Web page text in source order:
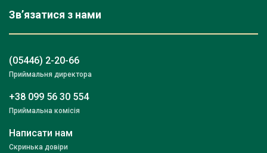
Зв’язатися з нами
(05446) 2-20-66
Приймальня директора
+38 099 56 30 554
Приймальна комісія
Написати нам
Скринька довіри